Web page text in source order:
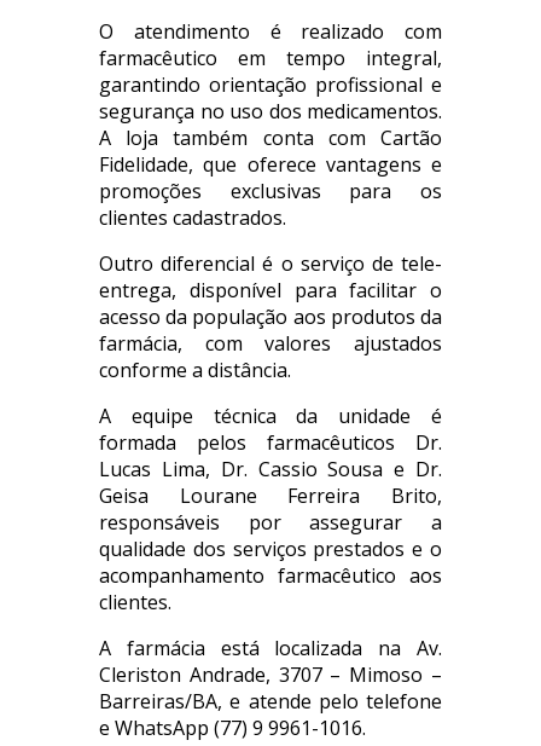
O atendimento é realizado com
farmacêutico em tempo integral,
garantindo orientação profissional e
segurança no uso dos medicamentos.
A loja também conta com Cartão
Fidelidade, que oferece vantagens e
promoções exclusivas para os
clientes cadastrados.
Outro diferencial é o serviço de tele-
entrega, disponível para facilitar o
acesso da população aos produtos da
farmácia, com valores ajustados
conforme a distância.
A equipe técnica da unidade é
formada pelos farmacêuticos Dr.
Lucas Lima, Dr. Cassio Sousa e Dr.
Geisa Lourane Ferreira Brito,
responsáveis por assegurar a
qualidade dos serviços prestados e o
acompanhamento farmacêutico aos
clientes.
A farmácia está localizada na Av.
Cleriston Andrade, 3707 – Mimoso –
Barreiras/BA, e atende pelo telefone
e WhatsApp (77) 9 9961-1016.